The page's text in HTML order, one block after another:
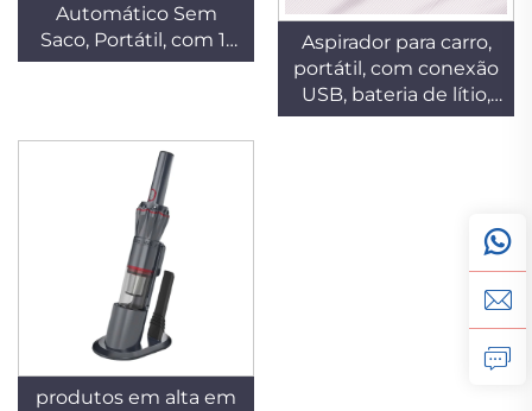
Automático Sem
Saco, Portátil, com 11
kPa e 65 W, Motor
via USB
Aspirador para carro,
portátil, com conexão
USB, bateria de lítio,
sucção a seco, sem
com escovas, garantia
produtos em alta em